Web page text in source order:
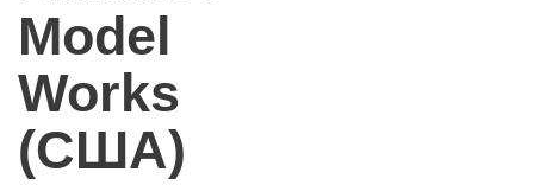
Model
Works
(США)